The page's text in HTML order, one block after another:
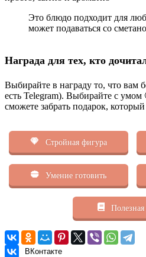
Это блюдо подходит для
может подаваться со
Награда для тех, кто
Выбирайте в награду то, что вам
есть Telegram). Выбирайте с
сможете забрать подарок,
Стройная фигура
Умение готовить
ВКонтакте